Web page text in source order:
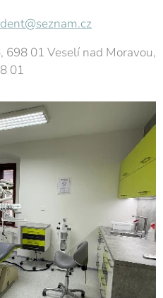
698 01 Veselí nad Moravou,
01